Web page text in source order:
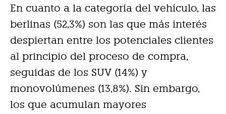
En cuanto a la categoría del vehículo, las
berlinas (52,3%) son las que más interés
despiertan entre los potenciales clientes
al principio del proceso de compra,
seguidas de los SUV (14%) y
monovolúmenes (13,8%). Sin embargo,
los que acumulan mayores